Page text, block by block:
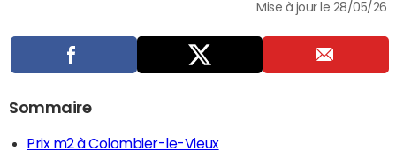
Mise à jour le 28/05/26
Sommaire
Prix m2 à Colombier-le-Vieux